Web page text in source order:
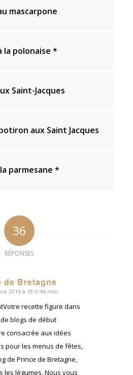
mascarpone
la polonaise *
Saint-Jacques
aux Saint Jacques
parmesane *
36
RÉPONSES
de Bretagne
2016 à 18 h 46 min
recette figure dans
blogs de début
consacrée aux idées
pour les menus de fêtes,
de Prince de Bretagne,
les légumes. Nous vous